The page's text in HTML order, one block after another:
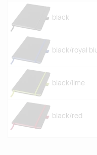
black
black/royal
black/lime
black/red